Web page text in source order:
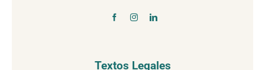
Textos Legales